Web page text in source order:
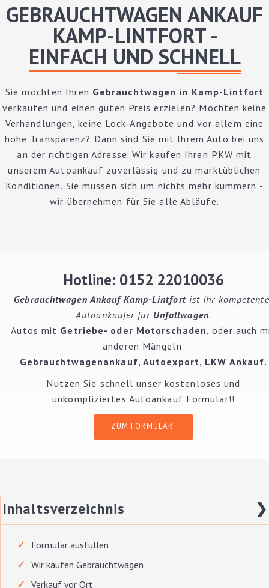
GEBRAUCHTWAGEN ANKAUF
KAMP-LINTFORT -
EINFACH UND SCHNELL
Sie möchten Ihren Gebrauchtwagen in Kamp-Lintfort
verkaufen und einen guten Preis erzielen? Möchten keine
Verhandlungen, keine Lock-Angebote und vor allem eine
hohe Transparenz? Dann sind Sie mit Ihrem Auto bei uns
an der richtigen Adresse. Wir kaufen Ihren PKW mit
unserem Autoankauf zuverlässig und zu marktüblichen
Konditionen. Sie müssen sich um nichts mehr kümmern -
wir übernehmen für Sie alle Abläufe.
Hotline: 0152 22010036
Gebrauchtwagen Ankauf Kamp-Lintfortist Ihr
Autoankäufer für Unfallwagen.
Autos mit Getriebe- oder Motorschaden, oder auch
anderen Mängeln.
Gebrauchtwagenankauf, Autoexport, LKW Ankauf.
Nutzen Sie schnell unser kostenloses und
unkompliziertes Autoankauf Formular!!
ZUM FORMULAR
Inhaltsverzeichnis ❯
Formular ausfüllen
Wir kaufen Gebrauchtwagen
Verkauf vor Ort